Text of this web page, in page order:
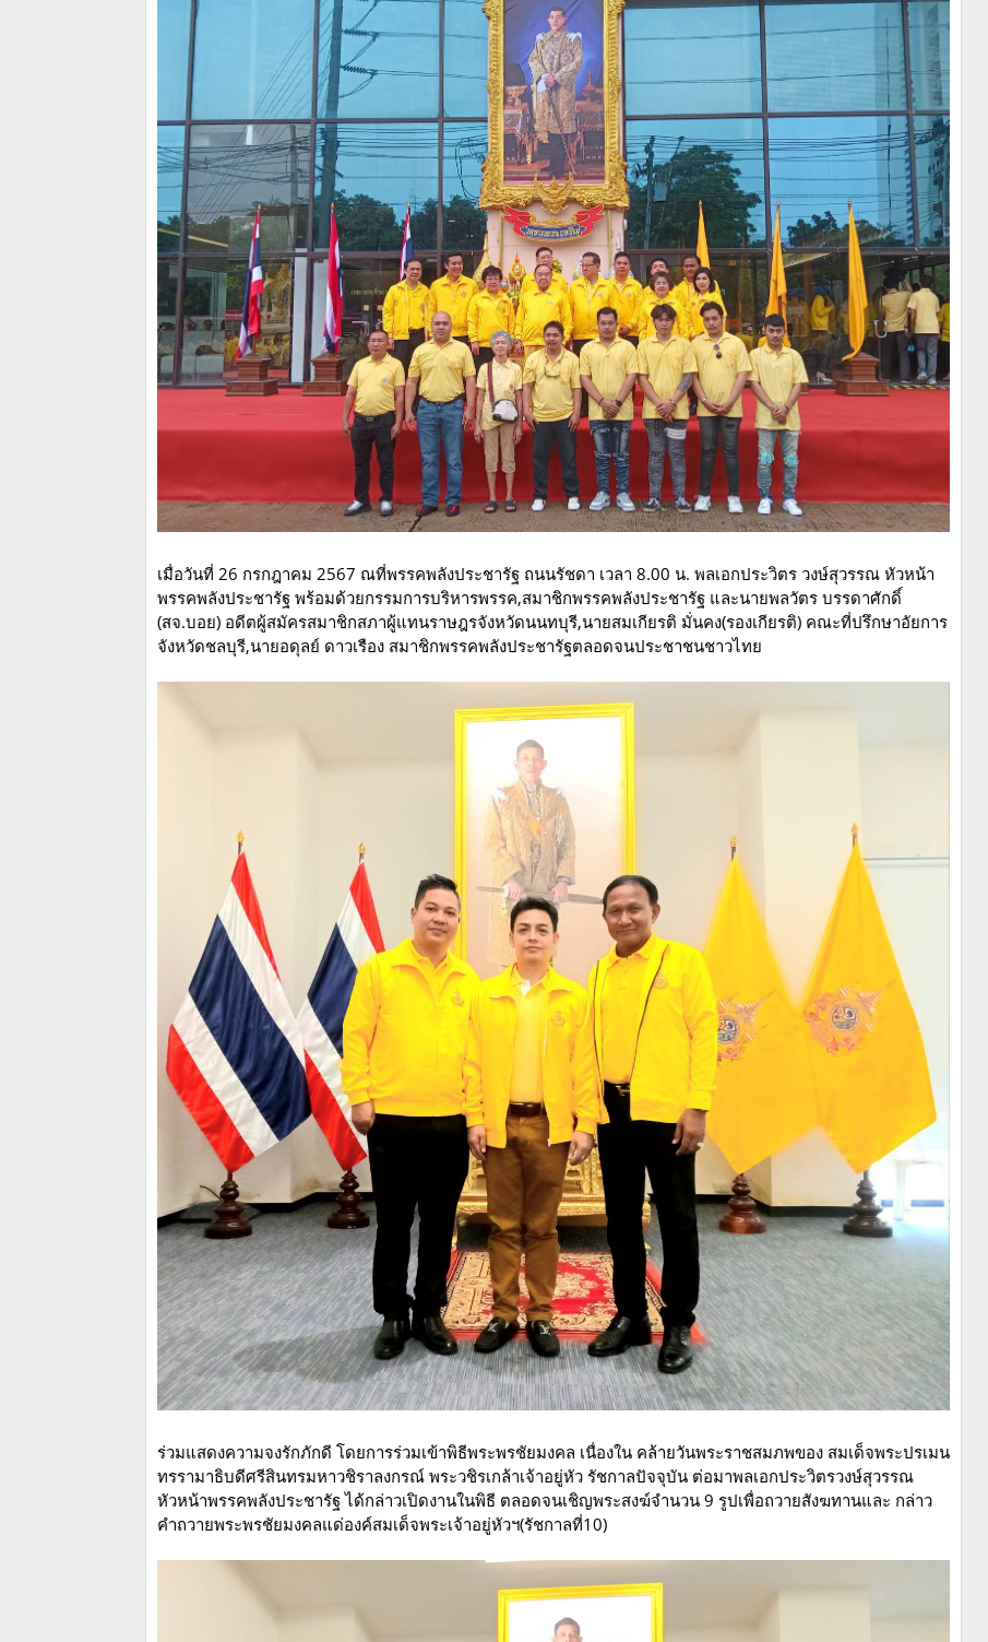
เมื่อวันที่ 26 กรกฎาคม 2567 ณที่พรรคพลังประชารัฐ ถนนรัชดา เวลา 8.00 น. พลเอกประวิตร วงษ์สุวรรณ หัวหน้า
พรรคพลังประชารัฐ พร้อมด้วยกรรมการบริหารพรรค,สมาชิกพรรคพลังประชารัฐ และนายพลวัตร บรรดาศักดิ์
(สจ.บอย) อดีตผู้สมัครสมาชิกสภาผู้แทนราษฎรจังหวัดนนทบุรี,นายสมเกียรติ มั่นคง(รองเกียรติ) คณะที่ปรึกษาอัยการ
จังหวัดชลบุรี,นายอดุลย์ ดาวเรือง สมาชิกพรรคพลังประชารัฐตลอดจนประชาชนชาวไทย
ร่วมแสดงความจงรักภักดี โดยการร่วมเข้าพิธีพระพรชัยมงคล เนื่องใน คล้ายวันพระราชสมภพของ สมเด็จพระปรเมน
ทรรามาธิบดีศรีสินทรมหาวชิราลงกรณ์ พระวชิรเกล้าเจ้าอยู่หัว รัชกาลปัจจุบัน ต่อมาพลเอกประวิตรวงษ์สุวรรณ
หัวหน้าพรรคพลังประชารัฐ ได้กล่าวเปิดงานในพิธี ตลอดจนเชิญพระสงฆ์จำนวน 9 รูปเพื่อถวายสังฆทานและ กล่าว
คำถวายพระพรชัยมงคลแด่องค์สมเด็จพระเจ้าอยู่หัวฯ(รัชกาลที่10)